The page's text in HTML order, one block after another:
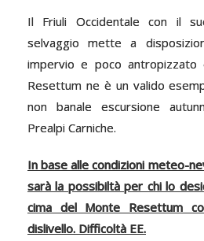
Il Friuli Occidentale con il
selvaggio mette a
impervio e poco
Resettum ne è un valido
non banale escursione
Prealpi Carniche.
In base alle condizioni meteo-
sarà la possibiltà per chi lo
cima del Monte Resettum
dislivello. Difficoltà EE.